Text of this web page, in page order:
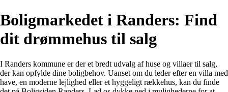
Boligmarkedet i Randers: Find
dit drømmehus til salg
I Randers kommune er der et bredt udvalg af huse og villaer til salg,
der kan opfylde dine boligbehov. Uanset om du leder efter en villa med
have, en moderne lejlighed eller et hyggeligt rækkehus, kan du finde